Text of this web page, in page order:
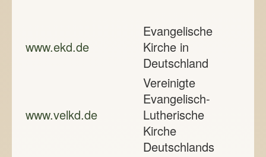
www.ekd.de
Evangelische
Kirche in
Deutschland
www.velkd.de
Vereinigte
Evangelisch-
Lutherische
Kirche
Deutschlands